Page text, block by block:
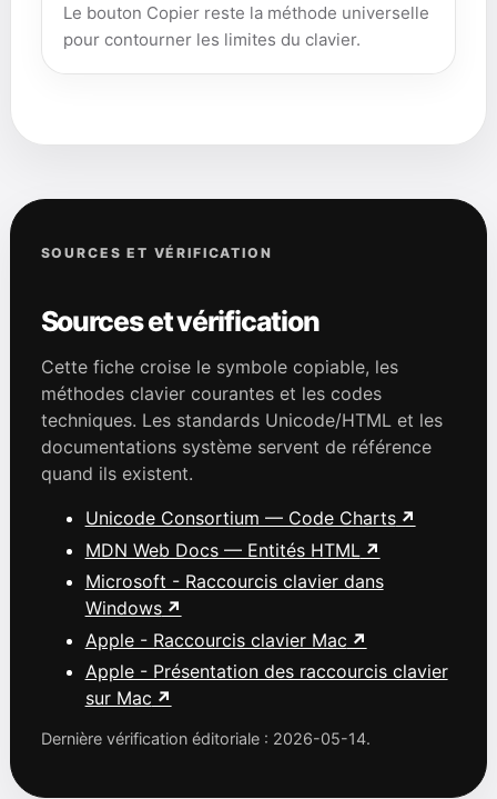
Le bouton Copier reste la méthode universelle
pour contourner les limites du clavier.
SOURCES ET VÉRIFICATION
Sources et vérification
Cette fiche croise le symbole copiable, les
méthodes clavier courantes et les codes
techniques. Les standards Unicode/HTML et les
documentations système servent de référence
quand ils existent.
Unicode Consortium — Code Charts
MDN Web Docs — Entités HTML
Microsoft - Raccourcis clavier dans
Windows
Apple - Raccourcis clavier Mac
Apple - Présentation des raccourcis clavier
sur Mac
Dernière vérification éditoriale : 2026-05-14.